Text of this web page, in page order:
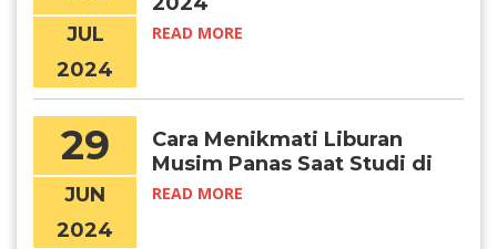
JUL
2024
READ MORE
29
JUN
2024
Cara Menikmati Liburan
Musim Panas Saat Studi di
Korea
READ MORE